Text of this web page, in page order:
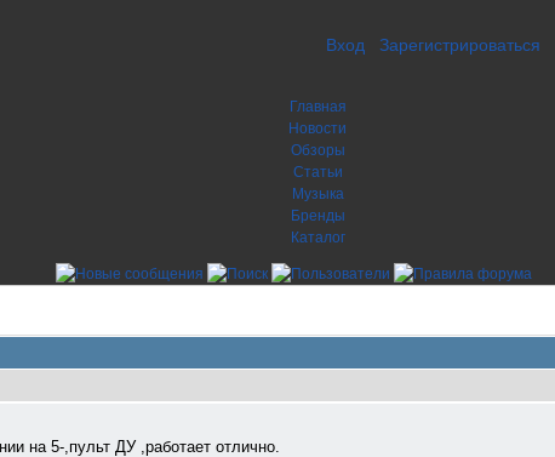
Вход Зарегистрироваться
Главная
Новости
Обзоры
Статьи
Музыка
Бренды
Каталог
на 5-,пульт ДУ ,работает отлично.